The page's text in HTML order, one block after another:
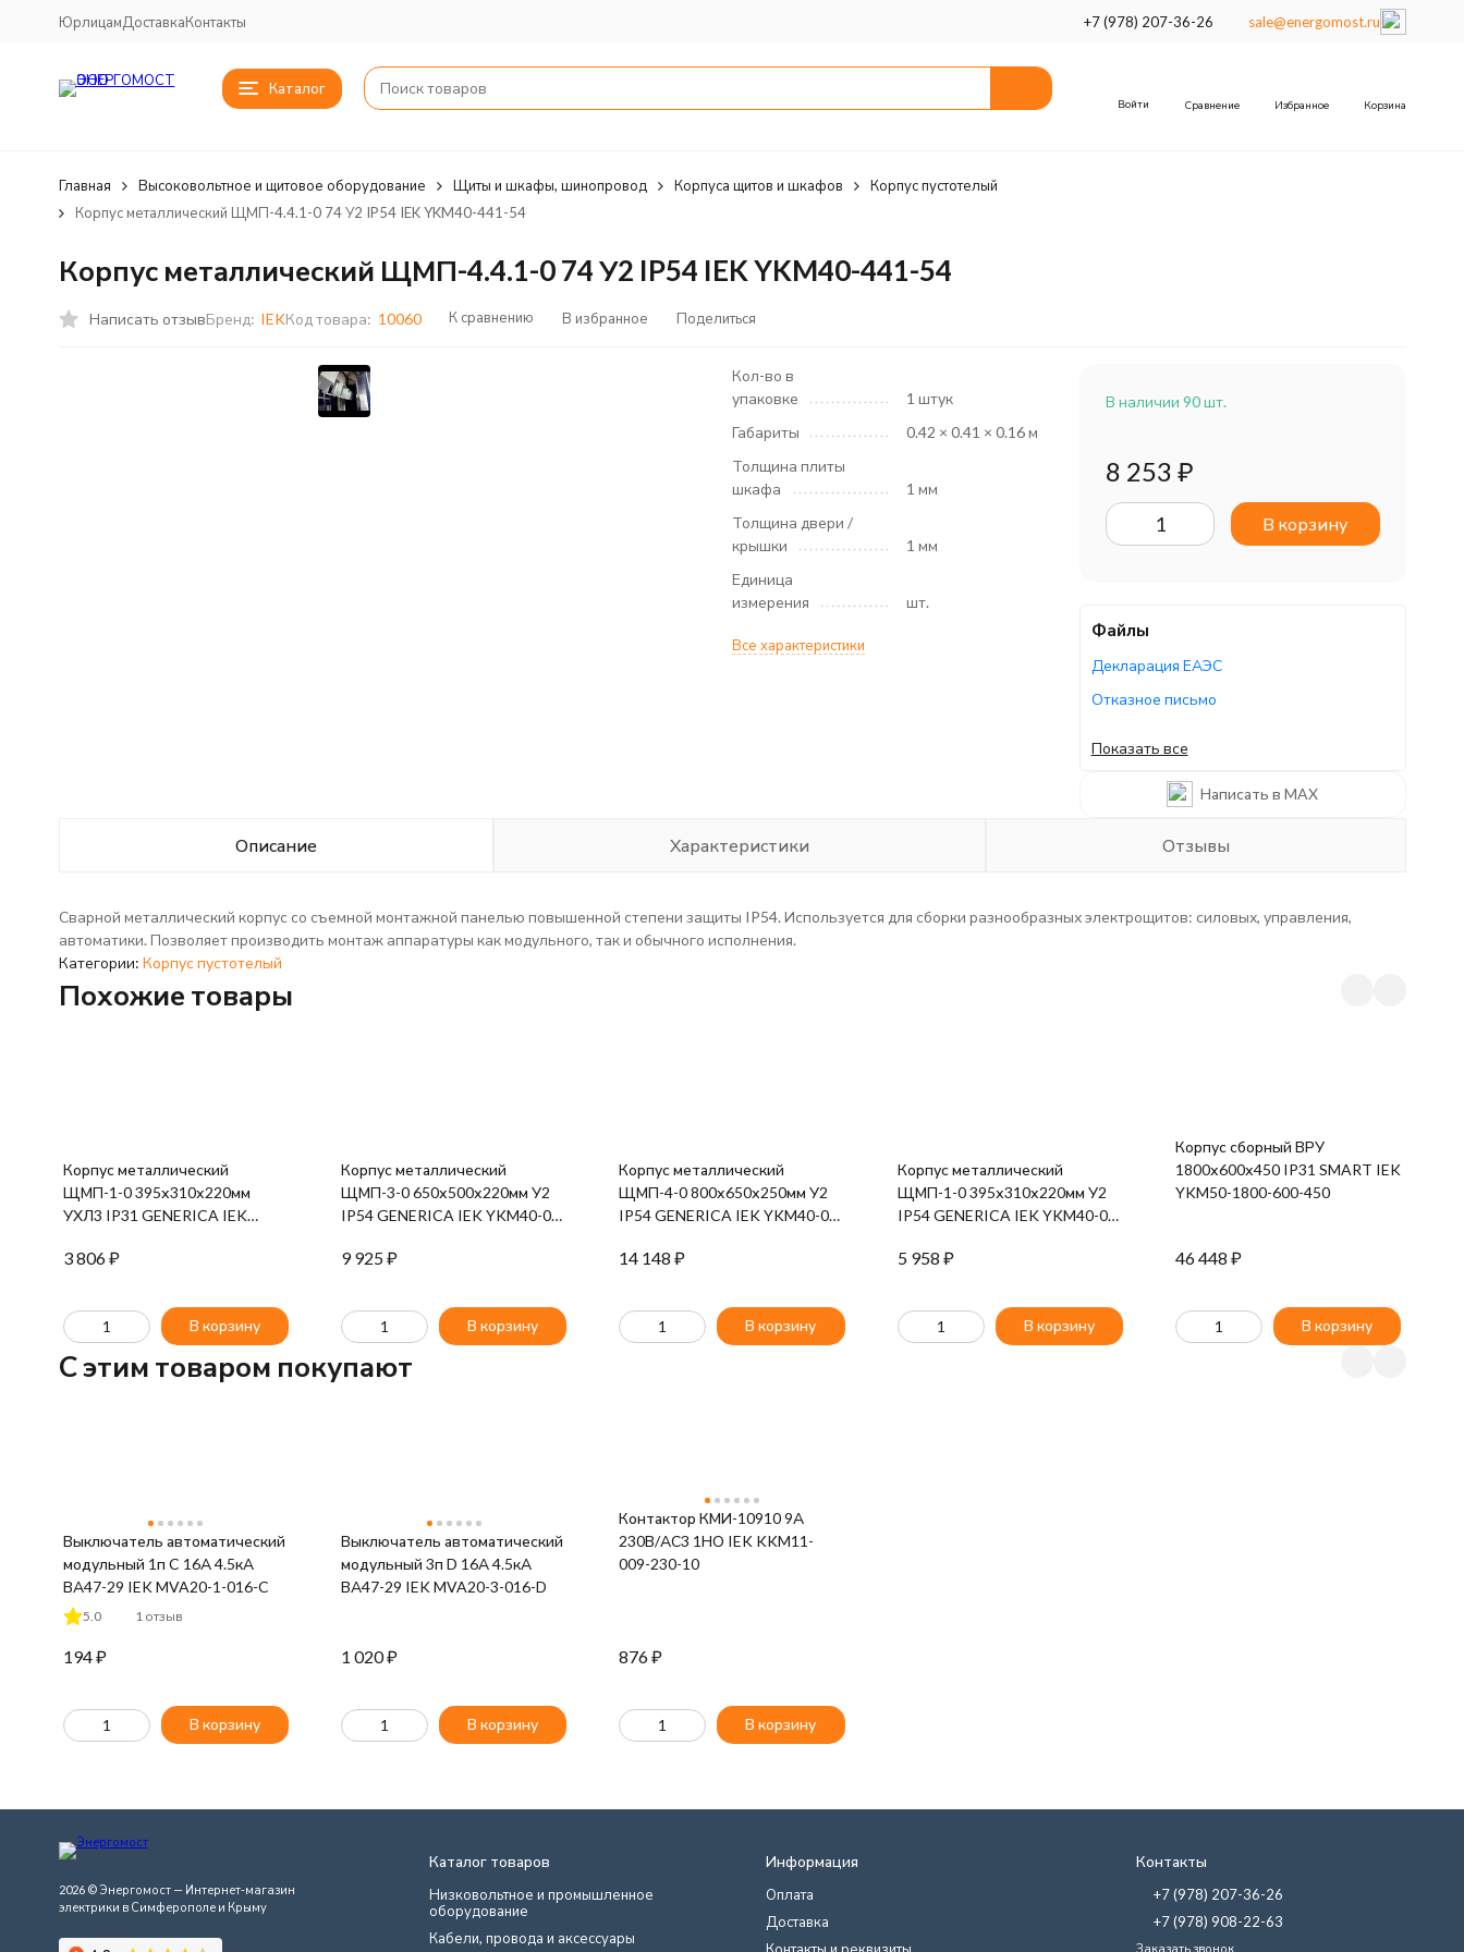
ЮрлицамДоставкаКонтакты +7 (978) 207-36-26 sale@energomost.ru
Каталог
Войти Сравнение Избранное Корзина
Главная Высоковольтное и щитовое оборудование Щиты и шкафы, шинопровод Корпуса щитов и шкафов
Корпус пустотелый
Корпус металлический ЩМП-4.4.1-0 74 У2 IP54 IEK YKM40-441-54
Корпус металлический ЩМП-4.4.1-0 74 У2 IP54 IEK YKM40-441-54
Написать отзывБренд: IEKКод товара: 10060 К сравнению В избранное Поделиться
Кол-во в
упаковке
1 штук
Габариты
0.42 × 0.41 × 0.16 м
Толщина плиты
шкафа
1 мм
Толщина двери /
крышки
1 мм
Единица
измерения
шт.
Все характеристики
В наличии 90 шт.
8 253 ₽
В корзину
Файлы
Декларация ЕАЭС
Отказное письмо
Руководство по эксплуатации
Показать все
Написать в MAX
Описание Характеристики Отзывы
Сварной металлический корпус со съемной монтажной панелью повышенной степени защиты IP54. Используется для сборки разнообразных электрощитов: силовых, управления,
автоматики. Позволяет производить монтаж аппаратуры как модульного, так и обычного исполнения.
Категории: Корпус пустотелый
Похожие товары
Корпус металлический
ЩМП-1-0 395х310х220мм
УХЛ3 IP31 GENERICA IEK
3 806₽
В корзину
Корпус металлический
ЩМП-3-0 650х500х220мм У2
IP54 GENERICA IEK YKM40-03-
9 925₽
В корзину
Корпус металлический
ЩМП-4-0 800х650х250мм У2
IP54 GENERICA IEK YKM40-04-
14 148 ₽
В корзину
Корпус металлический
ЩМП-1-0 395х310х220мм У2
IP54 GENERICA IEK YKM40-01-
5 958 ₽
В корзину
Корпус сборный ВРУ
1800х600х450 IP31 SMART IEK
YKM50-1800-600-450
46 448 ₽
В корзину
C этим товаром покупают
Выключатель автоматический
модульный 1п C 16А 4.5кА
ВА47-29 IEK MVA20-1-016-C
5.0 1 отзыв
194₽
В корзину
Выключатель автоматический
модульный 3п D 16А 4.5кА
ВА47-29 IEK MVA20-3-016-D
1 020₽
В корзину
Контактор КМИ-10910 9А
230В/АС3 1НО IEK KKM11-
009-230-10
876₽
В корзину
2026 © Энергомост — Интернет-магазин
электрики в Симферополе и Крыму
Каталог товаров
Низковольтное и промышленное
оборудование
Кабели, провода и аксессуары
Информация
Оплата
Доставка
Контакты
+7 (978) 207-36-26
+7 (978) 908-22-63
Заказать звонок